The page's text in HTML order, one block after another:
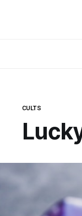
CULTS